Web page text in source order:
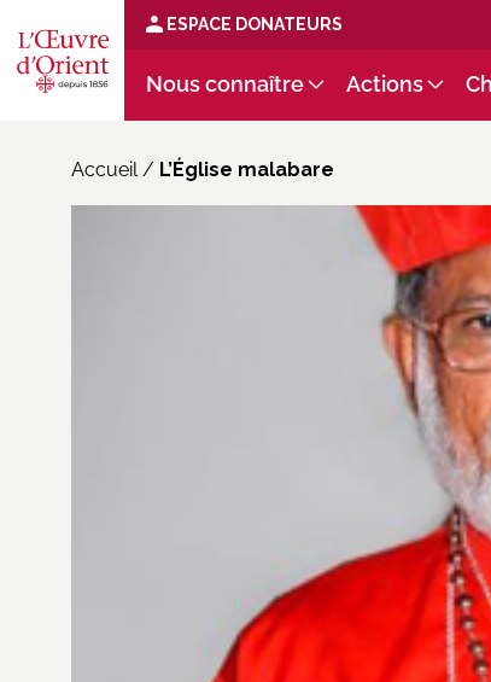
ESPACE DONATEURS
Nous connaître Actions
Accueil/ L’Église malabare